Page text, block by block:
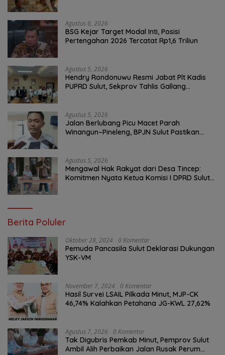
Agustus 6, 2026
BSG Kejar Target Modal Inti, Posisi
Pertengahan 2026 Tercatat Rp1,6 Triliun
Agustus 5, 2026
Hendry Rondonuwu Resmi Jabat Plt Kadis
PUPRD Sulut, Sekprov Tahlis Gallang
Agustus 5, 2026
Jalan Berlubang Picu Macet Parah
Winangun–Pineleng, BPJN Sulut Pastikan
Agustus 5, 2026
Mengawal Hak Rakyat dari Desa Tincep:
Komitmen Nyata Ketua Komisi I DPRD Sulut
Berita Poluler
Oktober 28, 2024 0 Komentar
Pemuda Pancasila Sulut Deklarasi Dukungan
YSK-VM
November 7, 2024 0 Komentar
Hasil Survei LSAIL Pilkada Minut, MJP-CK
46,74% Kalahkan Petahana JG-KWL 27,62%
Agustus 7, 2026 0 Komentar
Tak Digubris Pemkab Minut, Pemprov Sulut
Ambil Alih Perbaikan Jalan Rusak Perum